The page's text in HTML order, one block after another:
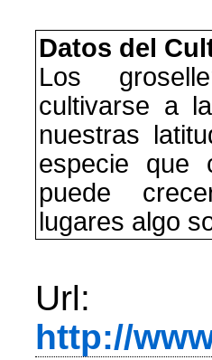
Datos del
Los
cultivarse a
nuestras
especie que
puede
lugares algo
Url:
http://